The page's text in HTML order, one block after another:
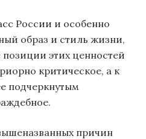
России и особенно
образ и стиль жизни,
этих ценностей
критическое, а к
подчеркнутым
причин